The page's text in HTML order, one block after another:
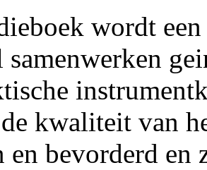
wordt
samenwerken
kwaliteit van
en bevorderd